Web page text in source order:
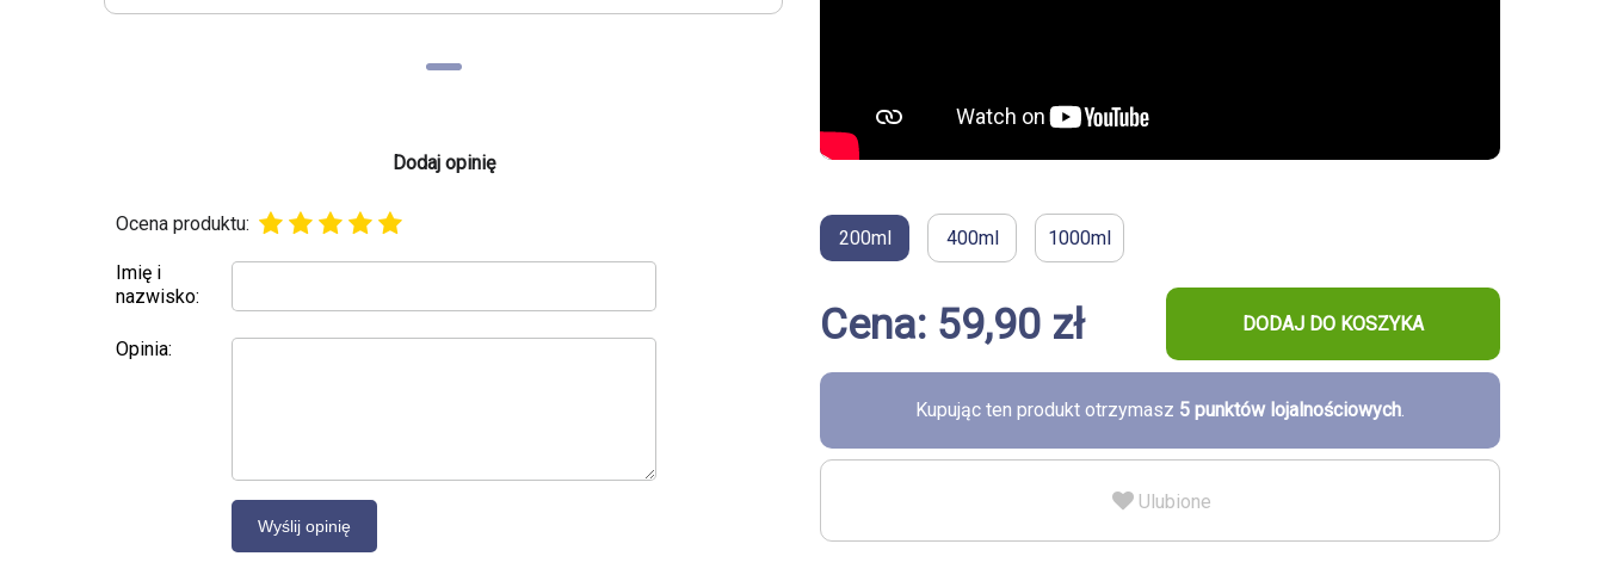
Dodaj opinię
Ocena produktu:
Imię i
nazwisko:
Opinia:
200ml 400ml 1000ml
Cena: 59,90 zł DODAJ DO KOSZYKA
Kupując ten produkt otrzymasz 5 punktów lojalnościowych.
Ulubione